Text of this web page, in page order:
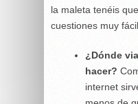
la maleta tenéis
cuestiones muy
¿Dónde
hacer?
internet